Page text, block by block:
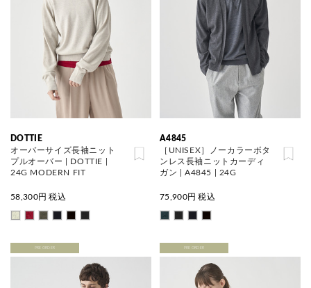
DOTTIE
オーバーサイズ長袖ニット
プルオーバー | DOTTIE |
24G MODERN FIT
58,300円 税込
A4845
［UNISEX］ノーカラーボタ
ンレス長袖ニットカーディ
ガン | A4845 | 24G
75,900円 税込
PRE ORDER PRE ORDER